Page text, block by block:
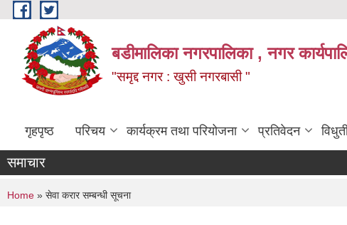
Skip to main content
बडीमालिका नगरपालिका , नगर
"समृद्द नगर : खुसी नगरबासी "
गृहपृष्ठ परिचय कार्यक्रम तथा परियोजना प्रतिवेदन
समाचार
You are here
Home » सेवा करार सम्बन्धी सूचना